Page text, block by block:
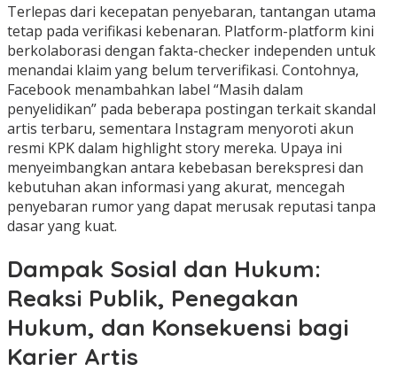
Terlepas dari kecepatan penyebaran, tantangan utama
tetap pada verifikasi kebenaran. Platform-platform kini
berkolaborasi dengan fakta-checker independen untuk
menandai klaim yang belum terverifikasi. Contohnya,
Facebook menambahkan label “Masih dalam
penyelidikan” pada beberapa postingan terkait skandal
artis terbaru, sementara Instagram menyoroti akun
resmi KPK dalam highlight story mereka. Upaya ini
menyeimbangkan antara kebebasan berekspresi dan
kebutuhan akan informasi yang akurat, mencegah
penyebaran rumor yang dapat merusak reputasi tanpa
dasar yang kuat.
Dampak Sosial dan Hukum:
Reaksi Publik, Penegakan
Hukum, dan Konsekuensi bagi
Karier Artis